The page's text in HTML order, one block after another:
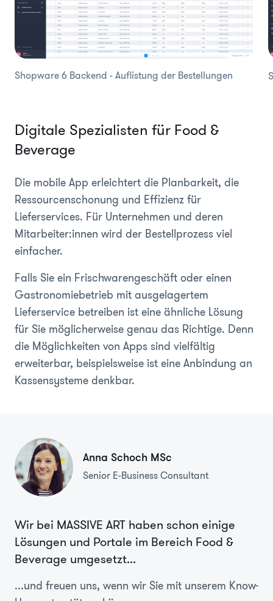
Shopware 6 Backend - Auflistung der Bestellungen
Digitale Spezialisten für Food &
Beverage
Die mobile App erleichtert die Planbarkeit, die
Ressourcenschonung und Effizienz für
Lieferservices. Für Unternehmen und deren
Mitarbeiter:innen wird der Bestellprozess viel
einfacher.
Falls Sie ein Frischwarengeschäft oder einen
Gastronomiebetrieb mit ausgelagertem
Lieferservice betreiben ist eine ähnliche Lösung
für Sie möglicherweise genau das Richtige. Denn
die Möglichkeiten von Apps sind vielfältig
erweiterbar, beispielsweise ist eine Anbindung an
Kassensysteme denkbar.
Anna Schoch MSc
Senior E-Business Consultant
Wir bei MASSIVE ART haben schon einige
Lösungen und Portale im Bereich Food &
Beverage umgesetzt...
...und freuen uns, wenn wir Sie mit unserem Know-